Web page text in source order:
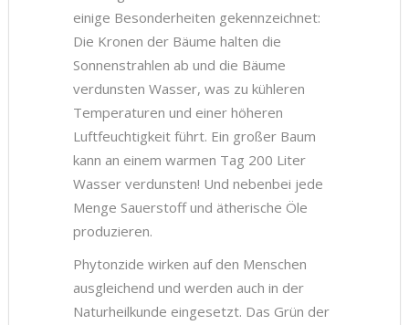
einige Besonderheiten gekennzeichnet:
Die Kronen der Bäume halten die
Sonnenstrahlen ab und die Bäume
verdunsten Wasser, was zu kühleren
Temperaturen und einer höheren
Luftfeuchtigkeit führt. Ein großer Baum
kann an einem warmen Tag 200 Liter
Wasser verdunsten! Und nebenbei jede
Menge Sauerstoff und ätherische Öle
produzieren.
Phytonzide wirken auf den Menschen
ausgleichend und werden auch in der
Naturheilkunde eingesetzt. Das Grün der